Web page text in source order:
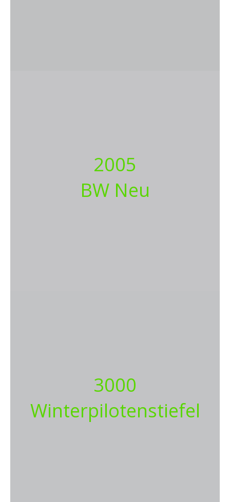
2005
BW Neu
3000
Winterpilotenstiefel